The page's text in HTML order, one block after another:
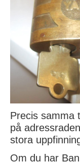
Precis samma
på
stora
Om du har